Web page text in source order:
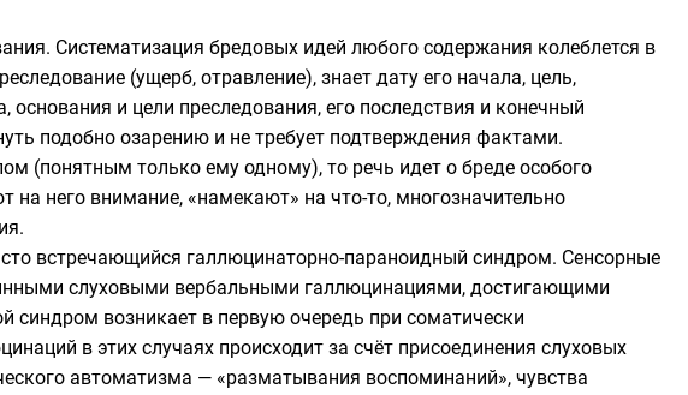
. Систематизация бредовых идей любого содержания колеблется в
(ущерб, отравление), знает дату его начала, цель,
и цели преследования, его последствия и конечный
подобно озарению и не требует подтверждения фактами.
(понятным только ему одному), то речь идет о бреде особого
него внимание, «намекают» на что-то, многозначительно
встречающийся галлюцинаторно-параноидный синдром. Сенсорные
слуховыми вербальными галлюцинациями, достигающими
синдром возникает в первую очередь при соматически
в этих случаях происходит за счёт присоединения слуховых
автоматизма — «разматывания воспоминаний», чувства